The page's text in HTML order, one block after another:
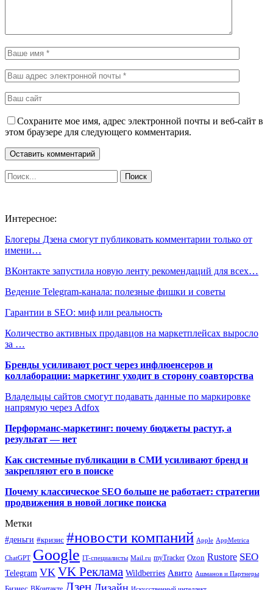
Сохраните мое имя, адрес электронной почты и веб-сайт в
этом браузере для следующего комментария.
Интересное:
Блогеры Дзена смогут публиковать комментарии только от
имени…
ВКонтакте запустила новую ленту рекомендаций для всех…
Ведение Telegram-канала: полезные фишки и советы
Гарантии в SEO: миф или реальность
Количество активных продавцов на маркетплейсах выросло
за …
Бренды усиливают рост через инфлюенсеров и
коллаборации: маркетинг уходит в сторону соавторства
Владельцы сайтов смогут подавать данные по маркировке
напрямую через Adfox
Перформанс-маркетинг: почему бюджеты растут, а
результат — нет
Как системные публикации в СМИ усиливают бренд и
закрепляют его в поиске
Почему классическое SEO больше не работает: стратегии
продвижения в новой логике поиска
Метки
#деньги #кризис #новости компаний Apple AppMetrica
ChatGPT Google IT-специалисты Mail.ru myTracker Ozon Rustore SEO
Telegram VK VK Реклама Wildberries Авито Ашманов и Партнеры
Дзен Дизайн